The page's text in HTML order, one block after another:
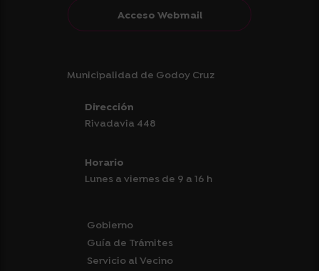
Acceso Webmail
Municipalidad de Godoy Cruz
Dirección
Rivadavia 448
Horario
Lunes a viernes de 9 a 16 h
Gobierno
Guía de Trámites
Servicio al Vecino